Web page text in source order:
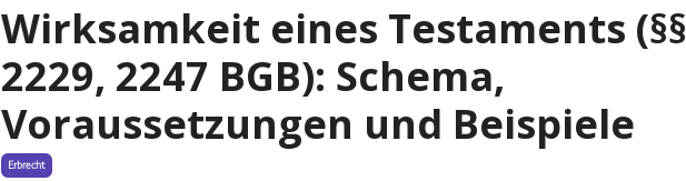
Wirksamkeit eines Testaments (§§
2229, 2247 BGB): Schema,
Voraussetzungen und Beispiele
Erbrecht